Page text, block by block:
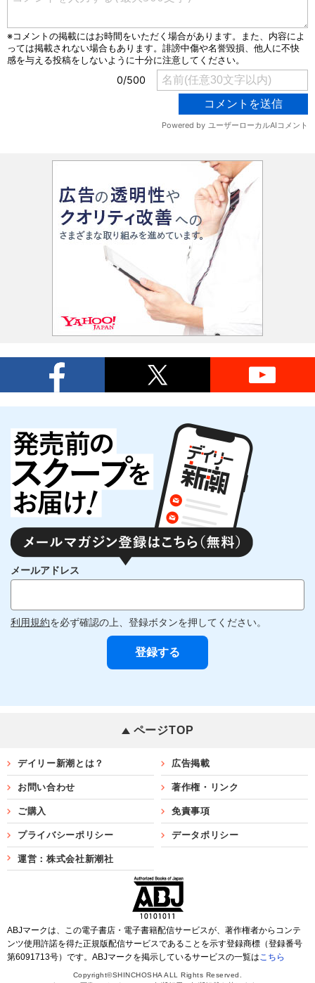
メールアドレス
利用規約を必ず確認の上、登録ボタンを押してください。
ページTOP
デイリー新潮とは？ 広告掲載
お問い合わせ 著作権・リンク
ご購入 免責事項
プライバシーポリシー データポリシー
運営：株式会社新潮社
ABJマークは、この電子書店・電子書籍配信サービスが、著作権者からコンテ
ンツ使用許諾を得た正規版配信サービスであることを示す登録商標（登録番号
第6091713号）です。ABJマークを掲示しているサービスの一覧はこちら
Copyright©SHINCHOSHA ALL Rights Reserved.